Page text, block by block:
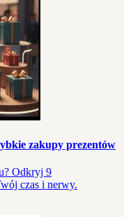
zakupy prezentów
Odkryj 9
czas i nerwy.